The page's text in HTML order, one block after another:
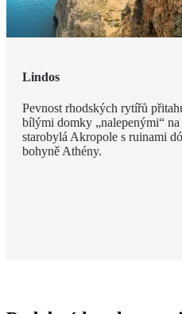
Lindos
Pevnost rhodských rytířů
bílými domky „nalepenými“
starobylá Akropole s ruinami
bohyně Athény.